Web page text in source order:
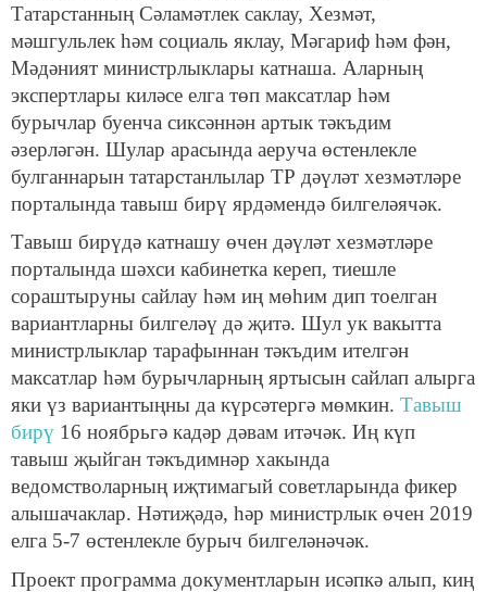
Татарстанның Сәламәтлек саклау, Хезмәт,
мәшгульлек һәм социаль яклау, Мәгариф һәм фән,
Мәдәният министрлыклары катнаша. Аларның
экспертлары киләсе елга төп максатлар һәм
бурычлар буенча сиксәннән артык тәкъдим
әзерләгән. Шулар арасында аеруча өстенлекле
булганнарын татарстанлылар ТР дәүләт хезмәтләре
порталында тавыш бирү ярдәмендә билгеләячәк.
Тавыш бирүдә катнашу өчен дәүләт хезмәтләре
порталында шәхси кабинетка кереп, тиешле
сораштыруны сайлау һәм иң мөһим дип тоелган
вариантларны билгеләү дә җитә. Шул ук вакытта
министрлыклар тарафыннан тәкъдим ителгән
максатлар һәм бурычларның яртысын сайлап алырга
яки үз вариантыңны да күрсәтергә мөмкин. Тавыш
бирү 16 ноябрьгә кадәр дәвам итәчәк. Иң күп
тавыш җыйган тәкъдимнәр хакында
ведомстволарның иҗтимагый советларында фикер
алышачаклар. Нәтиҗәдә, һәр министрлык өчен 2019
елга 5-7 өстенлекле бурыч билгеләнәчәк.
Проект программа документларын исәпкә алып, киң